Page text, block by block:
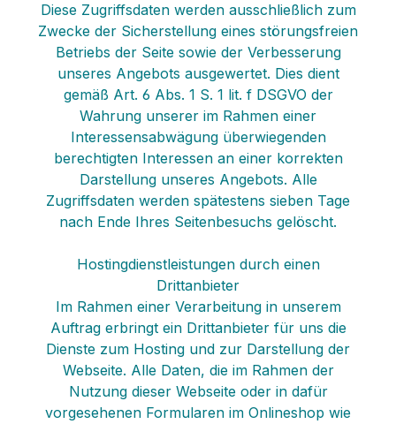
Diese Zugriffsdaten werden ausschließlich zum
Zwecke der Sicherstellung eines störungsfreien
Betriebs der Seite sowie der Verbesserung
unseres Angebots ausgewertet. Dies dient
gemäß Art. 6 Abs. 1 S. 1 lit. f DSGVO der
Wahrung unserer im Rahmen einer
Interessensabwägung überwiegenden
berechtigten Interessen an einer korrekten
Darstellung unseres Angebots. Alle
Zugriffsdaten werden spätestens sieben Tage
nach Ende Ihres Seitenbesuchs gelöscht.
Hostingdienstleistungen durch einen
Drittanbieter
Im Rahmen einer Verarbeitung in unserem
Auftrag erbringt ein Drittanbieter für uns die
Dienste zum Hosting und zur Darstellung der
Webseite. Alle Daten, die im Rahmen der
Nutzung dieser Webseite oder in dafür
vorgesehenen Formularen im Onlineshop wie